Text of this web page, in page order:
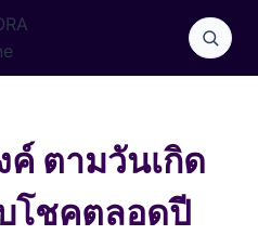
ค์ ตามวันเกิด
โชคตลอดปี